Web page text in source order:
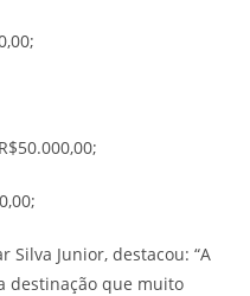
Silva Junior, destacou: “A
destinação que muito